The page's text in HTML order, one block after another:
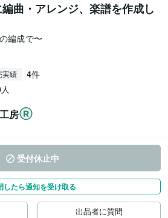
曲・アレンジ、楽譜を作成し
編成で〜
実績 4件
人
房
受付休止中
したら通知を受け取る
出品者に質問